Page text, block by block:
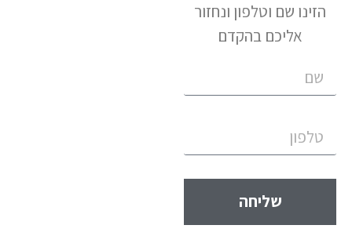
הזינו שם וטלפון ונחזור
אליכם בהקדם
שליחה